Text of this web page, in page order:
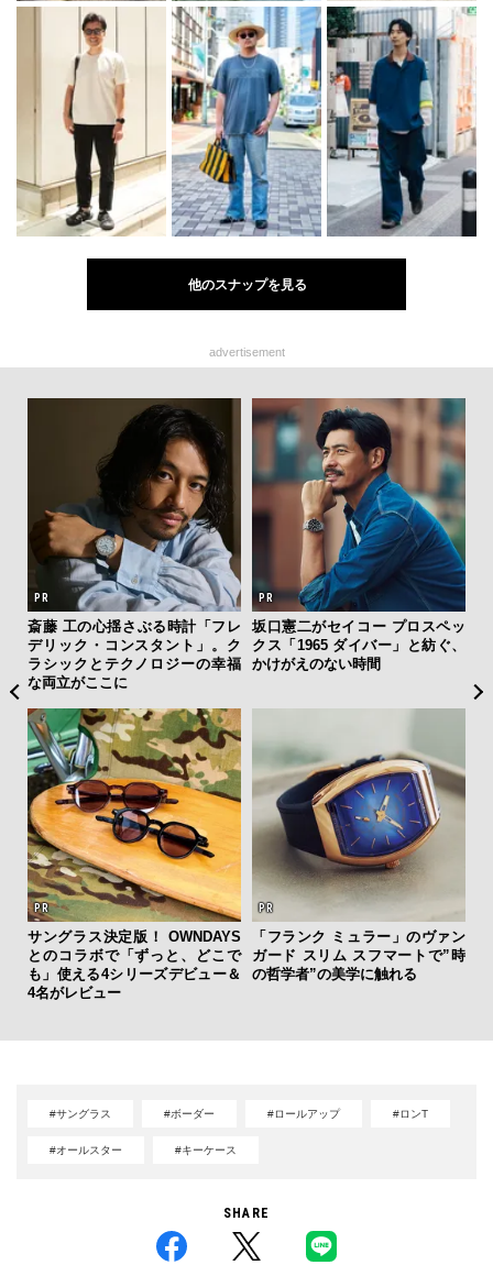
他のスナップを見る
advertisement
斎藤 工の心揺さぶる時計「フレ
デリック・コンスタント」。ク
ラシックとテクノロジーの幸福
な両立がここに
坂口憲二がセイコー プロスペッ
クス「1965 ダイバー」と紡ぐ、
かけがえのない時間
サングラス決定版！ OWNDAYS
とのコラボで「ずっと、どこで
も」使える4シリーズデビュー＆
4名がレビュー
「フランク ミュラー」のヴァン
ガード スリム スフマートで”時
の哲学者”の美学に触れる
#サングラス #ボーダー #ロールアップ #ロンT
#オールスター #キーケース
SHARE